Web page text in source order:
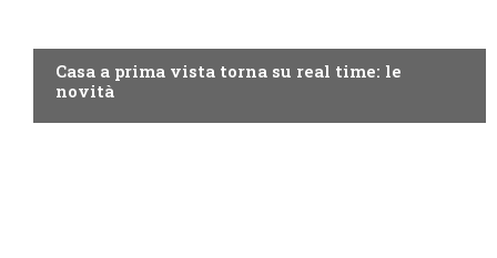
Casa a prima vista torna su real time: le
novità